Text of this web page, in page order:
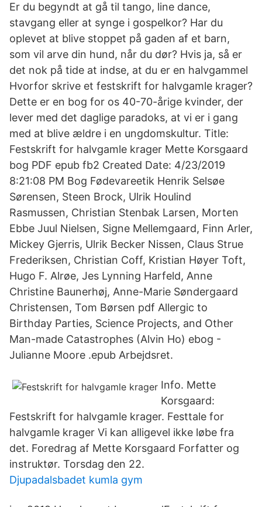
Er du begyndt at gå til tango, line dance,
stavgang eller at synge i gospelkor? Har du
oplevet at blive stoppet på gaden af et barn,
som vil arve din hund, når du dør? Hvis ja, så er
det nok på tide at indse, at du er en halvgammel
Hvorfor skrive et festskrift for halvgamle krager?
Dette er en bog for os 40-70-årige kvinder, der
lever med det daglige paradoks, at vi er i gang
med at blive ældre i en ungdomskultur. Title:
Festskrift for halvgamle krager Mette Korsgaard
bog PDF epub fb2 Created Date: 4/23/2019
8:21:08 PM Bog Fødevareetik Henrik Selsøe
Sørensen, Steen Brock, Ulrik Houlind
Rasmussen, Christian Stenbak Larsen, Morten
Ebbe Juul Nielsen, Signe Mellemgaard, Finn Arler,
Mickey Gjerris, Ulrik Becker Nissen, Claus Strue
Frederiksen, Christian Coff, Kristian Høyer Toft,
Hugo F. Alrøe, Jes Lynning Harfeld, Anne
Christine Baunerhøj, Anne-Marie Søndergaard
Christensen, Tom Børsen pdf Allergic to
Birthday Parties, Science Projects, and Other
Man-made Catastrophes (Alvin Ho) ebog -
Julianne Moore .epub Arbejdsret.
Info. Mette
Korsgaard:
Festskrift for halvgamle krager. Festtale for
halvgamle krager Vi kan alligevel ikke løbe fra
det. Foredrag af Mette Korsgaard Forfatter og
instruktør. Torsdag den 22.
Djupadalsbadet kumla gym